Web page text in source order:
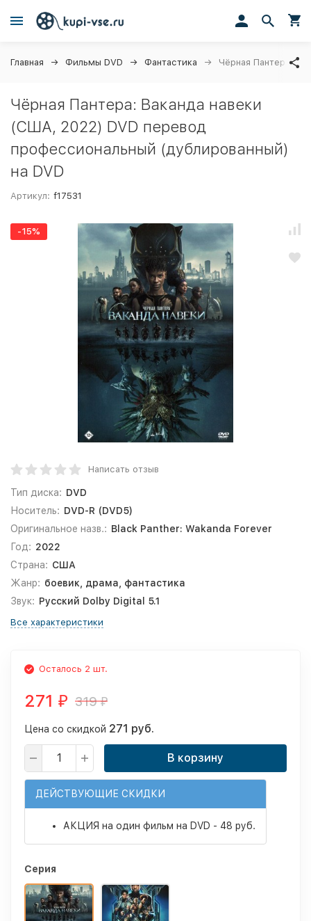
Главная Фильмы DVD Фантастика Чёрная Пантера:
Чёрная Пантера: Ваканда навеки
(США, 2022) DVD перевод
профессиональный (дублированный)
на DVD
Артикул: f17531
-15%
Написать отзыв
Тип диска: DVD
Носитель: DVD-R (DVD5)
Оригинальное назв.: Black Panther: Wakanda Forever
Год: 2022
Страна: США
Жанр: боевик, драма, фантастика
Звук: Русский Dolby Digital 5.1
Все характеристики
Осталось 2 шт.
271 ₽ 319₽
Цена со скидкой 271 руб.
В корзину
ДЕЙСТВУЮЩИЕ СКИДКИ
АКЦИЯ на один фильм на DVD - 48 руб.
Серия